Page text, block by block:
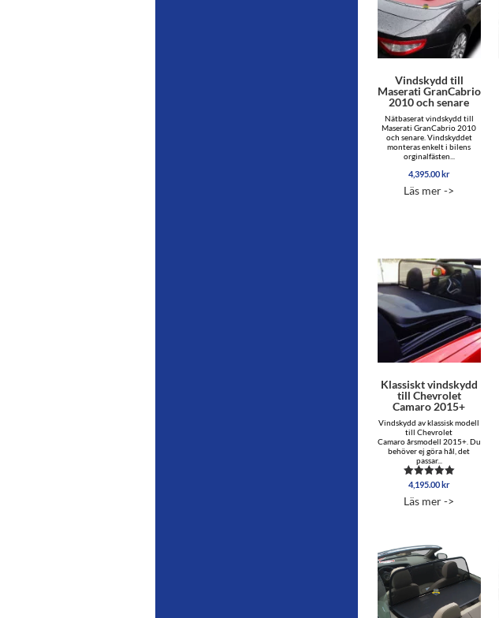
Vindskydd till
Maserati GranCabrio
2010 och senare
Nätbaserat vindskydd till
Maserati GranCabrio 2010
och senare. Vindskyddet
monteras enkelt i bilens
orginalfästen...
4,395.00 kr
Läs mer ->
Klassiskt vindskydd
till Chevrolet
Camaro 2015+
Vindskydd av klassisk modell
till Chevrolet
Camaro årsmodell 2015+. Du
behöver ej göra hål, det
passar...
Betygsatt
av 5
4,195.00kr
Läs mer ->